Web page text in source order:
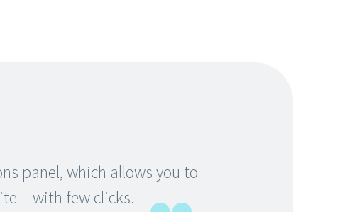
panel, which allows you to
– with few clicks.